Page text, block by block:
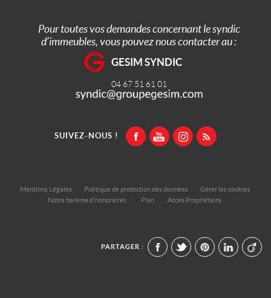
Pour toutes vos demandes concernant le syndic
d’immeubles, vous pouvez nous contacter au :
GESIM SYNDIC
04 67 51 61 01
SUIVEZ-NOUS !
Mentions Légales Politique de protection des données
Gérer les cookies
Notre barème d'honoraires
Plan Accès Propriétaire
PARTAGER :